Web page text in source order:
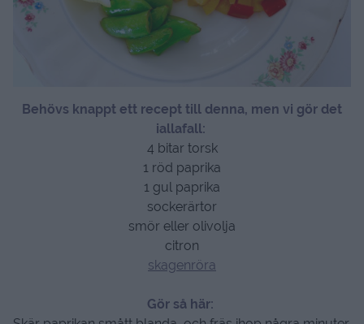
Behövs knappt ett recept till denna, men vi gör det
iallafall:
4 bitar torsk
1 röd paprika
1 gul paprika
sockerärtor
smör eller olivolja
citron
skagenröra
Gör så här: